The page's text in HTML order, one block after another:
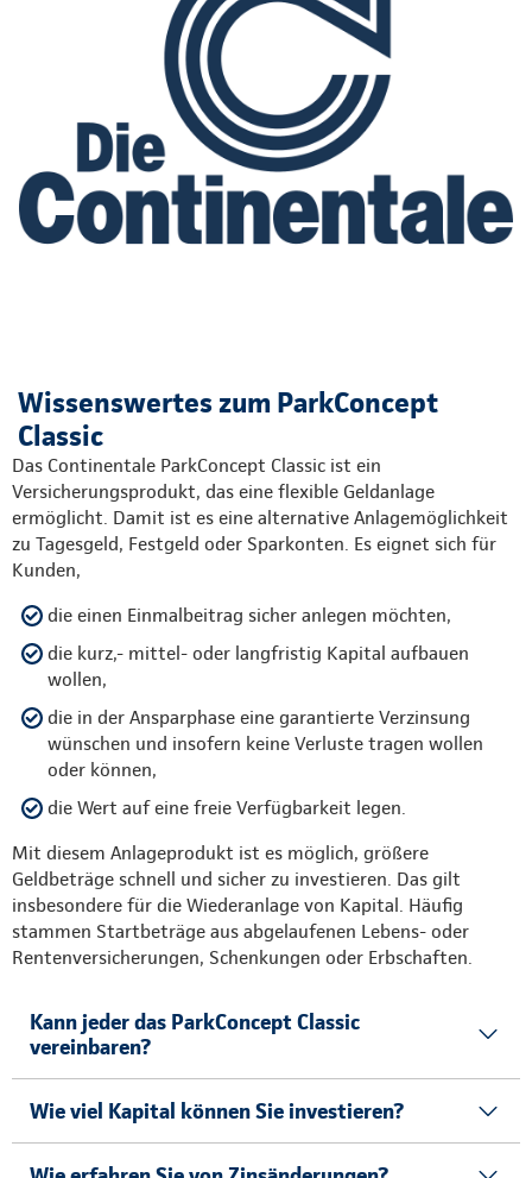
Wissenswertes zum ParkConcept
Classic
Das Continentale ParkConcept Classic ist ein
Versicherungsprodukt, das eine flexible Geldanlage
ermöglicht. Damit ist es eine alternative Anlagemöglichkeit
zu Tagesgeld, Festgeld oder Sparkonten. Es eignet sich für
Kunden,
die einen Einmalbeitrag sicher anlegen möchten,
die kurz,- mittel- oder langfristig Kapital aufbauen
wollen,
die in der Ansparphase eine garantierte Verzinsung
wünschen und insofern keine Verluste tragen wollen
oder können,
die Wert auf eine freie Verfügbarkeit legen.
Mit diesem Anlageprodukt ist es möglich, größere
Geldbeträge schnell und sicher zu investieren. Das gilt
insbesondere für die Wiederanlage von Kapital. Häufig
stammen Startbeträge aus abgelaufenen Lebens- oder
Rentenversicherungen, Schenkungen oder Erbschaften.
Kann jeder das ParkConcept Classic
vereinbaren?
Wie viel Kapital können Sie investieren?